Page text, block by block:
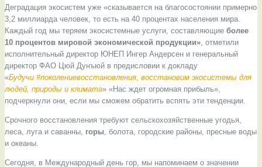
Деградация экосистем уже «сказывается на благосостоянии примерно
3,2 миллиарда человек, то есть на 40 процентах населения мира.
Каждый год мы теряем экосистемные услуги, составляющие более
10 процентов мировой экономической продукции», отметили
исполнительный директор ЮНЕП Ингер Андерсен и генеральный
директор ФАО Цюй Дунъюй в предисловии к докладу
«Будучи #поколениевосстановления, восстановим экосистемы для
людей, природы и климата» «Нас ждет огромная прибыль»,
подчеркнули они, если мы сможем обратить вспять эти тенденции.
Срочного восстановления требуют сельскохозяйственные угодья,
леса, луга и саванны, горы, болота, городские районы, пресные воды
и океаны.
Сегодня, в Международный день гор, мы напоминаем о значении